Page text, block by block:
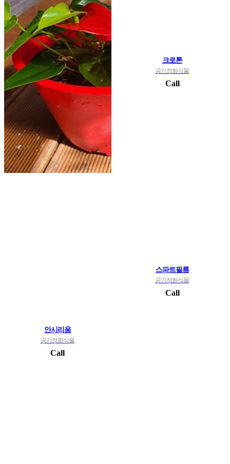
안시리움
공기정화식물
Call
크로톤
공기정화식물
Call
스파트필름
공기정화식물
Call